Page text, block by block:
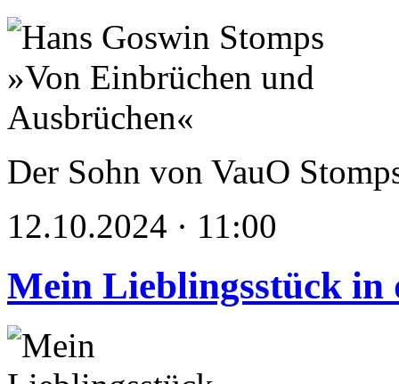
Der Sohn von VauO
12.10.2024 · 11:00
Mein Lieblingsstück in